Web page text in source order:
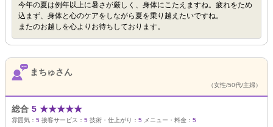
今年の夏は例年以上に暑さが厳しく、身体にこたえますね。疲れをため
込まず、身体と心のケアをしながら夏を乗り越えたいですね。
またのお越しを心よりお待ちしております。
まちゅさん
（女性/50代/主婦）
総合 5 ★★★★★
雰囲気： 5 接客サービス： 5 技術・仕上がり： 5 メニュー・料金： 5